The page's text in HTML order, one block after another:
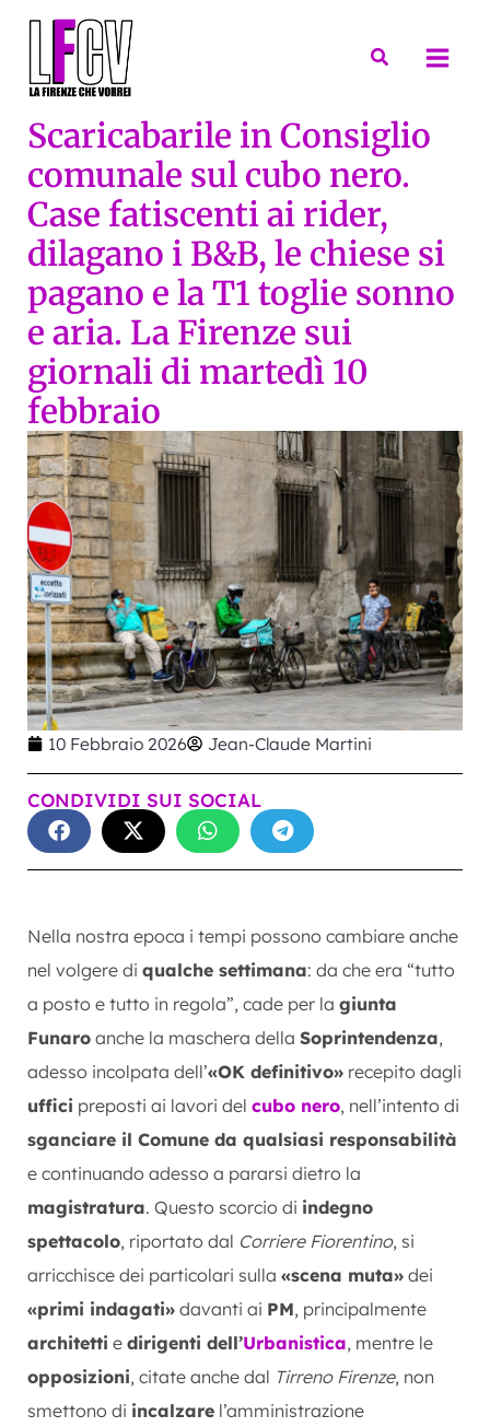
Cerca
Scaricabarile in Consiglio
comunale sul cubo nero.
Case fatiscenti ai rider,
dilagano i B&B, le chiese si
pagano e la T1 toglie sonno
e aria. La Firenze sui
giornali di martedì 10
febbraio
10 Febbraio 2026 Jean-Claude Martini
CONDIVIDI SUI SOCIAL
Nella nostra epoca i tempi possono cambiare anche
nel volgere di qualche settimana: da che era “tutto
a posto e tutto in regola”, cade per la giunta
Funaro anche la maschera della Soprintendenza,
adesso incolpata dell’«OK definitivo» recepito dagli
uffici preposti ai lavori del cubo nero, nell’intento di
sganciare il Comune da qualsiasi responsabilità
e continuando adesso a pararsi dietro la
magistratura. Questo scorcio di indegno
spettacolo, riportato dal Corriere Fiorentino, si
arricchisce dei particolari sulla «scena muta» dei
«primi indagati» davanti ai PM, principalmente
architetti e dirigenti dell’Urbanistica, mentre le
opposizioni, citate anche dal Tirreno Firenze, non
smettono di incalzare l’amministrazione